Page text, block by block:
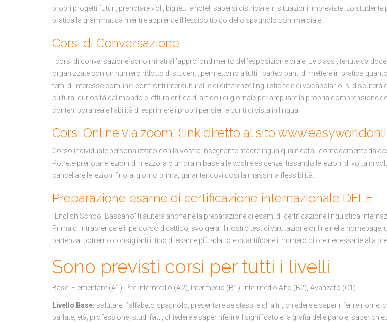
propri progetti futuri, prenotare voli, biglietti e hotel, sapersi districare in situazioni impreviste. Lo
pratica la grammatica mentre apprende il lessico tipico dello spagnolo commerciale.
Corsi di Conversazione
I corsi di conversazione sono mirati all’approfondimento dell’esposizione orale. Le classi, tenute da
organizzate con un numero ridotto di studenti, permettono a tutti i partecipanti di mettere in pratica
temi di interesse comune, confronti interculturali e di differenze linguistiche e di vocabolario, si discuterà
cultura, curiosità dal mondo e lettura critica di articoli di giornale per ampliare la propria comprensione
contemporanea e l’abilità di esprimere i propri pensieri e punti di vista in lingua.
Corsi Online via zoom: (link diretto al sito
Corso individuale personalizzato con la vostra insegnante madrelingua qualificata comodamente da
Potrete prenotare lezioni di mezzora o un’ora in base alle vostre esigenze, fissando le lezioni di volta in
cancellare le lezioni fino al giorno prima, garantendovi così la massima flessibilità.
Preparazione esame di certificazione internazionale DELE
"English School Bassano" ti aiuterà anche nella preparazione di esami di certificazione linguistica
Prima di intraprendere il percorso didattico, svolgerai il nostro test di valutazione online nella homepage:
partenza, potremo consigliarti il tipo di esame più adatto e quantificare il numero di ore necessarie alla
Sono previsti corsi per tutti i livelli
Base, Elementare (A1), Pre-Intermedio (A2), Intermedio (B1), Intermedio Alto (B2), Avanzato (C1).
Livello Base: salutare, l’alfabeto spagnolo, presentare se stessi e gli altri, chiedere e saper riferire nome,
parlate, età, professione, studi fatti, chiedere e saper riferire il significato e la grafia delle parole, saper